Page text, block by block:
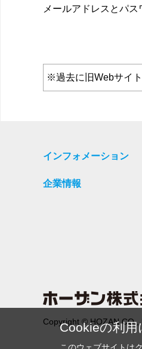
メールアドレスとパ
※過去に旧Webサイ
インフォメーション
企業情報
Copyright © HOZAN CO.,
Cookieの利用